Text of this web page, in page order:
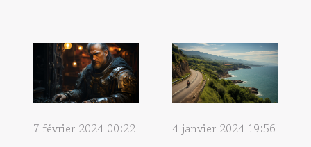
7 février 2024 00:22
4 janvier 2024 19:56